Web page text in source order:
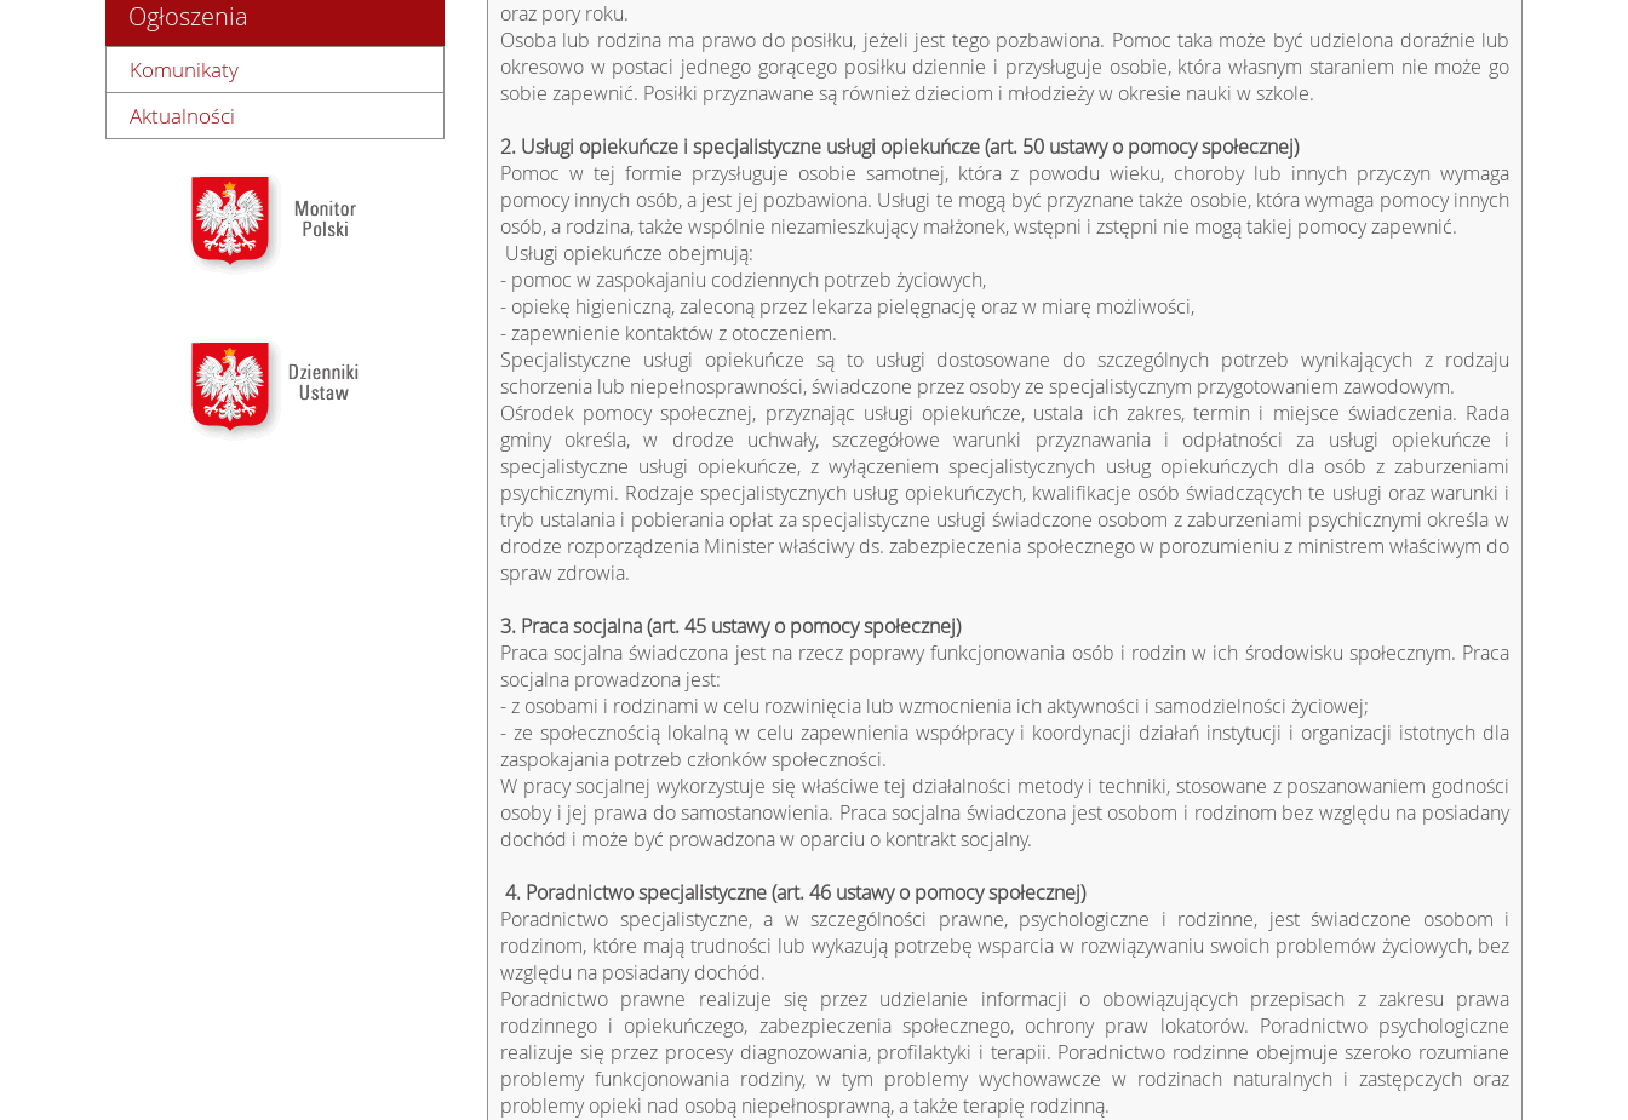
Ogłoszenia
Komunikaty
Aktualności
oraz pory roku.
Osoba lub rodzina ma prawo do posiłku, jeżeli jest tego pozbawiona. Pomoc taka może być udzielona doraźnie lub
okresowo w postaci jednego gorącego posiłku dziennie i przysługuje osobie, która własnym staraniem nie może go
sobie zapewnić. Posiłki przyznawane są również dzieciom i młodzieży w okresie nauki w szkole.
2. Usługi opiekuńcze i specjalistyczne usługi opiekuńcze (art. 50 ustawy o pomocy społecznej)
Pomoc w tej formie przysługuje osobie samotnej, która z powodu wieku, choroby lub innych przyczyn wymaga
pomocy innych osób, a jest jej pozbawiona. Usługi te mogą być przyznane także osobie, która wymaga pomocy innych
osób, a rodzina, także wspólnie niezamieszkujący małżonek, wstępni i zstępni nie mogą takiej pomocy zapewnić.
Usługi opiekuńcze obejmują:
- pomoc w zaspokajaniu codziennych potrzeb życiowych,
- opiekę higieniczną, zaleconą przez lekarza pielęgnację oraz w miarę możliwości,
- zapewnienie kontaktów z otoczeniem.
Specjalistyczne usługi opiekuńcze są to usługi dostosowane do szczególnych potrzeb wynikających z rodzaju
schorzenia lub niepełnosprawności, świadczone przez osoby ze specjalistycznym przygotowaniem zawodowym.
Ośrodek pomocy społecznej, przyznając usługi opiekuńcze, ustala ich zakres, termin i miejsce świadczenia. Rada
gminy określa, w drodze uchwały, szczegółowe warunki przyznawania i odpłatności za usługi opiekuńcze i
specjalistyczne usługi opiekuńcze, z wyłączeniem specjalistycznych usług opiekuńczych dla osób z zaburzeniami
psychicznymi. Rodzaje specjalistycznych usług opiekuńczych, kwalifikacje osób świadczących te usługi oraz warunki i
tryb ustalania i pobierania opłat za specjalistyczne usługi świadczone osobom z zaburzeniami psychicznymi określa w
drodze rozporządzenia Minister właściwy ds. zabezpieczenia społecznego w porozumieniu z ministrem właściwym do
spraw zdrowia.
3. Praca socjalna (art. 45 ustawy o pomocy społecznej)
Praca socjalna świadczona jest na rzecz poprawy funkcjonowania osób i rodzin w ich środowisku społecznym. Praca
socjalna prowadzona jest:
- z osobami i rodzinami w celu rozwinięcia lub wzmocnienia ich aktywności i samodzielności życiowej;
- ze społecznością lokalną w celu zapewnienia współpracy i koordynacji działań instytucji i organizacji istotnych dla
zaspokajania potrzeb członków społeczności.
W pracy socjalnej wykorzystuje się właściwe tej działalności metody i techniki, stosowane z poszanowaniem godności
osoby i jej prawa do samostanowienia. Praca socjalna świadczona jest osobom i rodzinom bez względu na posiadany
dochód i może być prowadzona w oparciu o kontrakt socjalny.
4. Poradnictwo specjalistyczne (art. 46 ustawy o pomocy społecznej)
Poradnictwo specjalistyczne, a w szczególności prawne, psychologiczne i rodzinne, jest świadczone osobom i
rodzinom, które mają trudności lub wykazują potrzebę wsparcia w rozwiązywaniu swoich problemów życiowych, bez
względu na posiadany dochód.
Poradnictwo prawne realizuje się przez udzielanie informacji o obowiązujących przepisach z zakresu prawa
rodzinnego i opiekuńczego, zabezpieczenia społecznego, ochrony praw lokatorów. Poradnictwo psychologiczne
realizuje się przez procesy diagnozowania, profilaktyki i terapii. Poradnictwo rodzinne obejmuje szeroko rozumiane
problemy funkcjonowania rodziny, w tym problemy wychowawcze w rodzinach naturalnych i zastępczych oraz
problemy opieki nad osobą niepełnosprawną, a także terapię rodzinną.